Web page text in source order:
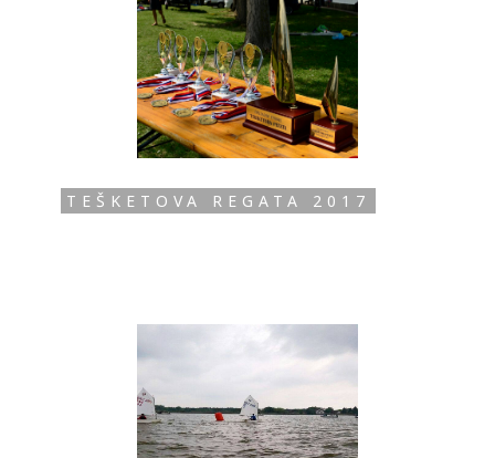
TEŠKETOVA REGATA 2017